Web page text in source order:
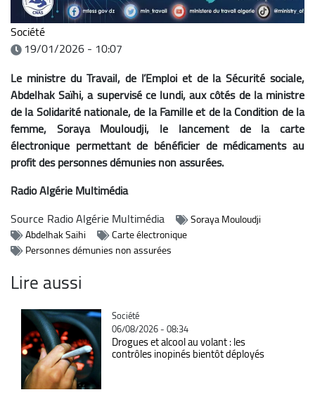
Société
19/01/2026 - 10:07
Le ministre du Travail, de l’Emploi et de la Sécurité sociale,
Abdelhak Saïhi, a supervisé ce lundi, aux côtés de la ministre
de la Solidarité nationale, de la Famille et de la Condition de la
femme, Soraya Mouloudji, le lancement de la carte
électronique permettant de bénéficier de médicaments au
profit des personnes démunies non assurées.
Radio Algérie Multimédia
Source Radio Algérie Multimédia
Soraya Mouloudji
Abdelhak Saihi
Carte électronique
Personnes démunies non assurées
Lire aussi
Catégorie
Société
06/08/2026 - 08:34
Drogues et alcool au volant : les
contrôles inopinés bientôt déployés